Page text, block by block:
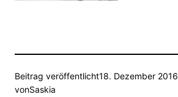
Beitrag veröffentlicht18. Dezember 2016
vonSaskia